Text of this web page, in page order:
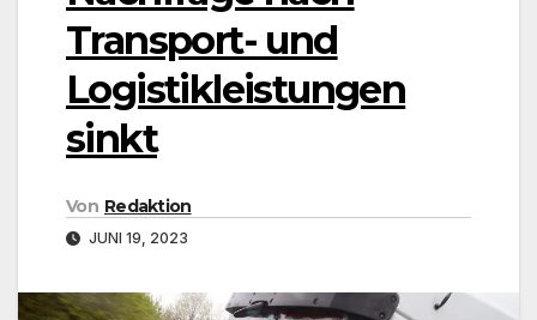
Transport- und
Logistikleistungen
sinkt
Von Redaktion
JUNI 19, 2023